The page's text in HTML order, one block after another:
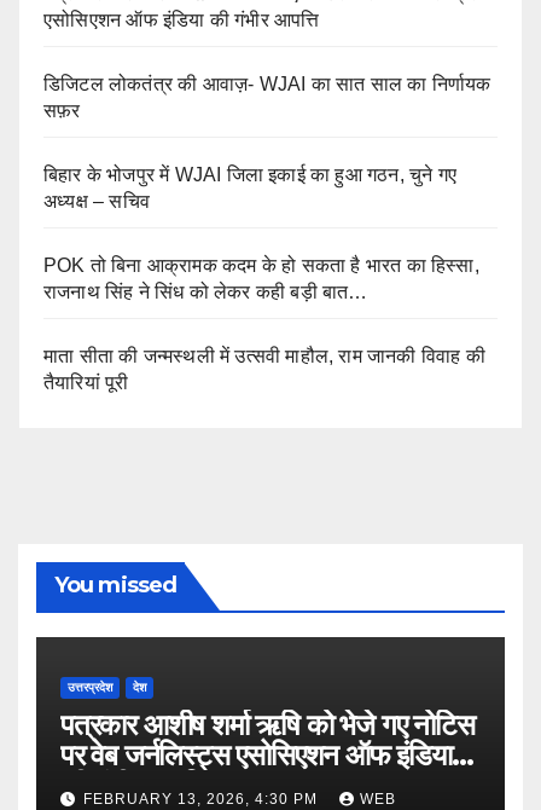
एसोसिएशन ऑफ इंडिया की गंभीर आपत्ति
डिजिटल लोकतंत्र की आवाज़- WJAI का सात साल का निर्णायक
सफ़र
बिहार के भोजपुर में WJAI जिला इकाई का हुआ गठन, चुने गए
अध्यक्ष – सचिव
POK तो बिना आक्रामक कदम के हो सकता है भारत का हिस्सा,
राजनाथ सिंह ने सिंध को लेकर कही बड़ी बात…
माता सीता की जन्मस्थली में उत्सवी माहौल, राम जानकी विवाह की
तैयारियां पूरी
You missed
उत्तरप्रदेश देश
पत्रकार आशीष शर्मा ऋषि को भेजे गए नोटिस
पर वेब जर्नलिस्ट्स एसोसिएशन ऑफ इंडिया
की गंभीर आपत्ति
FEBRUARY 13, 2026, 4:30 PM WEB